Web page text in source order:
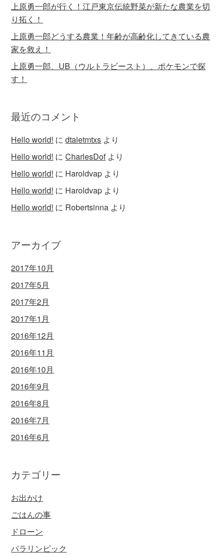
上原勇一郎が行く！江戸東京伝統野菜が新たな農業を切
り拓く！
上原勇一郎どうする農業！年齢が高齢化してきている農
家を救え！
上原勇一郎、UB（ウルトラビースト）、ポケモンで探
す！
最近のコメント
Hello world! にdtaletmtxs より
Hello world! にCharlesDofより
Hello world! に Haroldvap より
Hello world! に Haroldvap より
Hello world! に Robertsinna より
アーカイブ
2017年10月
2017年5月
2017年2月
2017年1月
2016年12月
2016年11月
2016年10月
2016年9月
2016年8月
2016年7月
2016年6月
カテゴリー
お出かけ
ごはんの事
ドローン
パラリンピック